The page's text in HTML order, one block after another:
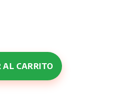
Células Madre x 200 ml
AL CARRITO